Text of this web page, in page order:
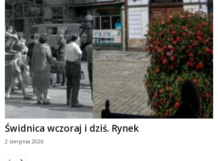
Świdnica wczoraj i dziś. Rynek
2 sierpnia 2026